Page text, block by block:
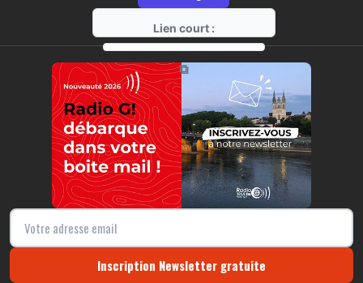
Lien court :
https://radio-g.fr?21487
⧉
Inscription Newsletter gratuite